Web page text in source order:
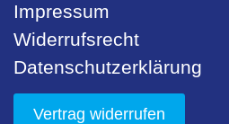
Impressum
Widerrufsrecht
Datenschutzerklärung
Vertrag widerrufen